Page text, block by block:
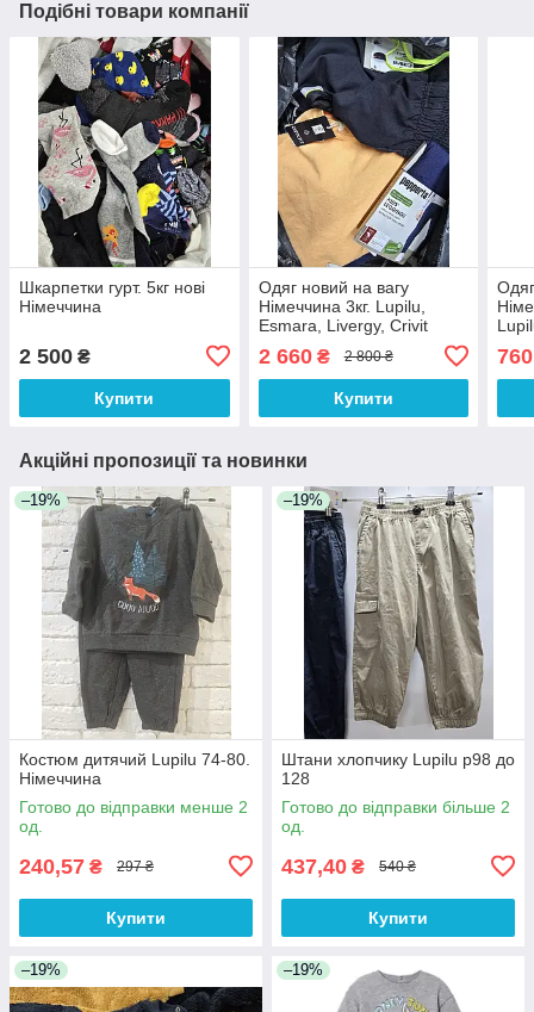
Подібні товари компанії
Шкарпетки гурт. 5кг нові
Німеччина
2 500 ₴
Купити
Одяг новий на вагу
Німеччина 3кг. Lupilu,
Esmara, Livergy, Crivit
2 660₴ 2 800 ₴
Купити
760
Акційні пропозиції та новинки
–19%
Костюм дитячий Lupilu 74-80.
Німеччина
Готово до відправки менше 2
од.
240,57 ₴ 297 ₴
Купити
–19%
Штани хлопчику Lupilu р98 до
128
Готово до відправки більше 2
од.
437,40 ₴ 540 ₴
Купити
–19% –19%